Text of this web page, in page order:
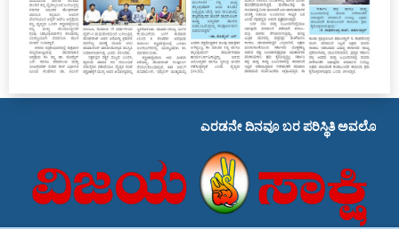
ಎರಡನೇ ದಿನವೂ ಬರ ಪರಿಸ್ಥಿತಿ ಅವಲೋಕನ